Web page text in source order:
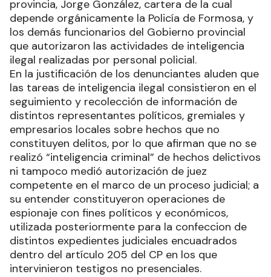
provincia, Jorge González, cartera de la cual
depende orgánicamente la Policía de Formosa, y
los demás funcionarios del Gobierno provincial
que autorizaron las actividades de inteligencia
ilegal realizadas por personal policial.
En la justificación de los denunciantes aluden que
las tareas de inteligencia ilegal consistieron en el
seguimiento y recolección de información de
distintos representantes políticos, gremiales y
empresarios locales sobre hechos que no
constituyen delitos, por lo que afirman que no se
realizó “inteligencia criminal” de hechos delictivos
ni tampoco medió autorización de juez
competente en el marco de un proceso judicial; a
su entender constituyeron operaciones de
espionaje con fines políticos y económicos,
utilizada posteriormente para la confeccion de
distintos expedientes judiciales encuadrados
dentro del artículo 205 del CP en los que
intervinieron testigos no presenciales.